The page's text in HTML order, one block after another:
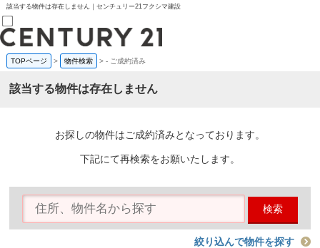
該当する物件は存在しません｜センチュリー21フクシマ建設
売買部
0120-800-844
賃貸部
会員メニュー
物件を探す
購入TOP
条件から探す
TOPページ > 物件検索 >- ご成約済み
該当する物件は存在しません
お探しの物件はご成約済みとなっております。
下記にて再検索をお願いたします。
検索
絞り込んで物件を探す